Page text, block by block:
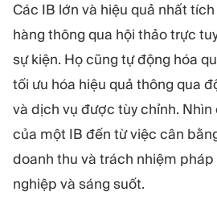
Các IB lớn và hiệu quả nhất
hàng thông qua hội thảo trực
sự kiện. Họ cũng tự động hóa
tối ưu hóa hiệu quả thông qua
và dịch vụ được tùy chỉnh.
của một IB đến từ việc cân
doanh thu và trách nhiệm
nghiệp và sáng suốt.